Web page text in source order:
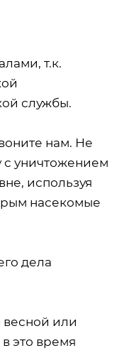
т.к.
службы.
нам. Не
с уничтожением
используя
насекомые
дела
весной или
это время